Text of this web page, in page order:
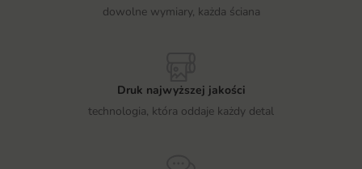
dowolne wymiary, każda ściana
Druk najwyższej jakości
technologia, która oddaje każdy detal